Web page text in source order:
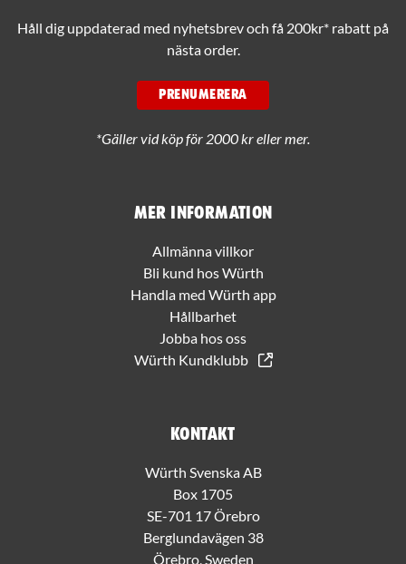
Mer information
Allmänna villkor
Bli kund hos Würth
Handla med Würth app
Hållbarhet
Jobba hos oss
Würth Kundklubb
Kontakt
Würth Svenska AB
Box 1705
SE-701 17 Örebro
Berglundavägen 38
Örebro, Sweden
Håll dig uppdaterad med nyhetsbrev och få 200kr* rabatt på
nästa order.
PRENUMERERA
*Gäller vid köp för 2000 kr eller mer.